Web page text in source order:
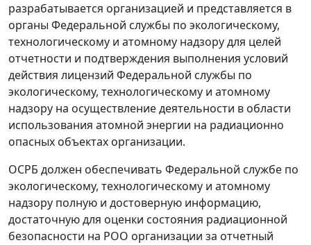
разрабатывается организацией и представляется в
органы Федеральной службы по экологическому,
технологическому и атомному надзору для целей
отчетности и подтверждения выполнения условий
действия лицензий Федеральной службы по
экологическому, технологическому и атомному
надзору на осуществление деятельности в области
использования атомной энергии на радиационно
опасных объектах организации.
ОСРБ должен обеспечивать Федеральной службе по
экологическому, технологическому и атомному
надзору полную и достоверную информацию,
достаточную для оценки состояния радиационной
безопасности на РОО организации за отчетный